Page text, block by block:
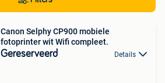
Canon Selphy CP900 mobiele
fotoprinter wit Wifi compleet.
Gereserveerd Details